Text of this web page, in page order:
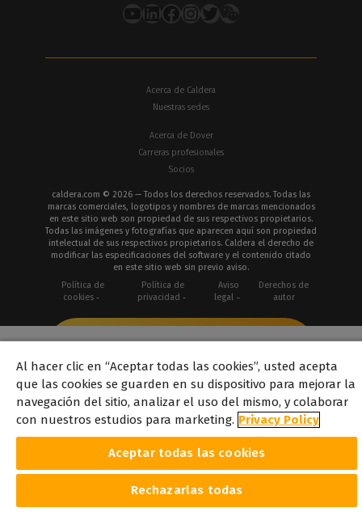
YouTube
LinkedIn
Facebook
Instagram
Twitter
Acerca de Caldera
Nuestras sedes
Acerca de Dover
Carreras profesionales
Socios
caldera.com © 2026 — Todos los derechos reservados. Todas las
marcas comerciales, logotipos y nombres de marcas mencionados
en este sitio web son propiedad de sus respectivos propietarios.
Todas las imágenes y fotografías que aparecen aquí son propiedad
intelectual de sus respectivos propietarios. Caldera el derecho de
modificar las especificaciones del software y el contenido citado
en este sitio web sin previo aviso.
Política de
cookies
Política de
privacidad
Aviso
legal
Derechos de
autor
Al hacer clic en “Aceptar todas las cookies”, usted acepta
que las cookies se guarden en su dispositivo para mejorar la
navegación del sitio, analizar el uso del mismo, y colaborar
con nuestros estudios para marketing. Privacy Policy
Aceptar todas las cookies
Rechazarlas todas